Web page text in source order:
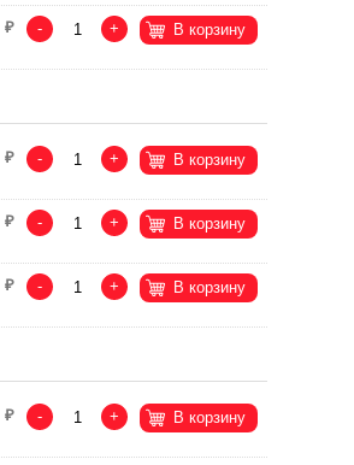
- + В корзину
- + В корзину
- + В корзину
- + В корзину
- + В корзину